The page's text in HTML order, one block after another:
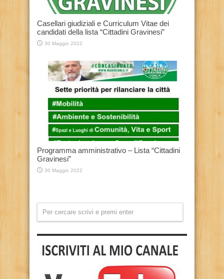
Casellari giudiziali e Curriculum Vitae dei
candidati della lista “Cittadini Gravinesi”
30 Maggio 2022
Programma amministrativo – Lista “Cittadini
Gravinesi”
30 Maggio 2022